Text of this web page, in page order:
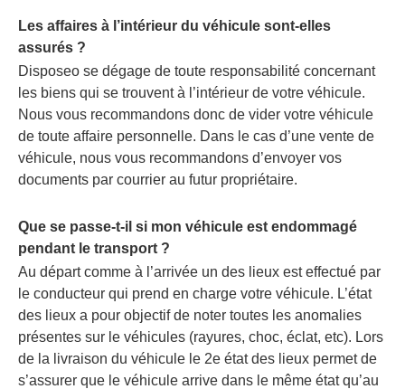
Les affaires à l’intérieur du véhicule sont-elles
assurés ?
Disposeo se dégage de toute responsabilité concernant
les biens qui se trouvent à l’intérieur de votre véhicule.
Nous vous recommandons donc de vider votre véhicule
de toute affaire personnelle. Dans le cas d’une vente de
véhicule, nous vous recommandons d’envoyer vos
documents par courrier au futur propriétaire.
Que se passe-t-il si mon véhicule est endommagé
pendant le transport ?
Au départ comme à l’arrivée un des lieux est effectué par
le conducteur qui prend en charge votre véhicule. L’état
des lieux a pour objectif de noter toutes les anomalies
présentes sur le véhicules (rayures, choc, éclat, etc). Lors
de la livraison du véhicule le 2e état des lieux permet de
s’assurer que le véhicule arrive dans le même état qu’au